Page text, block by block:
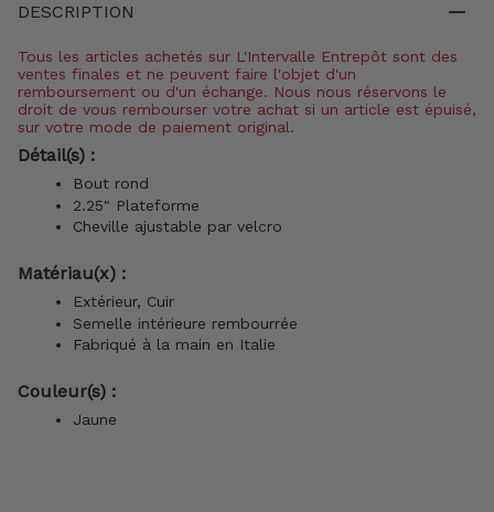
DESCRIPTION
Tous les articles achetés sur L'Intervalle Entrepôt sont des
ventes finales et ne peuvent faire l'objet d'un
remboursement ou d'un échange. Nous nous réservons le
droit de vous rembourser votre achat si un article est épuisé,
sur votre mode de paiement original.
Détail(s) :
Bout rond
2.25" Plateforme
Cheville ajustable par velcro
Matériau(x) :
Extérieur, Cuir
Semelle intérieure rembourrée
Fabriqué à la main en Italie
Couleur(s) :
Jaune